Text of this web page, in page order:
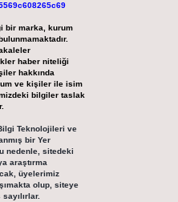
bir marka, kurum
haber niteliği
hakkında
ve kişiler ile isim
bilgiler taslak
Teknolojileri ve
bir Yer
nedenle, sitedeki
araştırma
üyelerimiz
olup, siteye